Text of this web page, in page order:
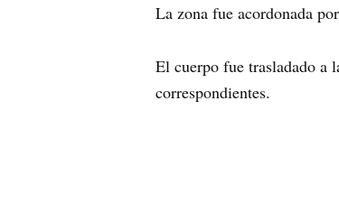
La zona fue acordonada
El cuerpo fue trasladado a
correspondientes.